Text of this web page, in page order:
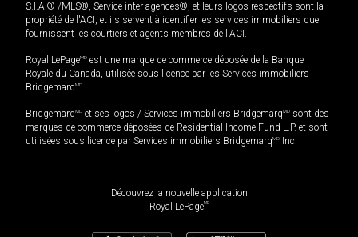
S.I.A.® /MLS®, Service inter-agences®, et leurs logos respectifs sont la
propriété de l'ACI, et ils servent à identifier les services immobiliers que
fournissent les courtiers et agents membres de l'ACI.
Royal LePageMD est une marque de commerce déposée de la Banque
Royale du Canada, utilisée sous licence par les Services immobiliers
BridgemarqMD.
BridgemarqMD et ses logos / Services immobiliers BridgemarqMD sont des
marques de commerce déposées de Residential Income Fund L.P. et sont
utilisées sous licence par Services immobiliers BridgemarqMD Inc.
Découvrez la nouvelle application
Royal LePageMD